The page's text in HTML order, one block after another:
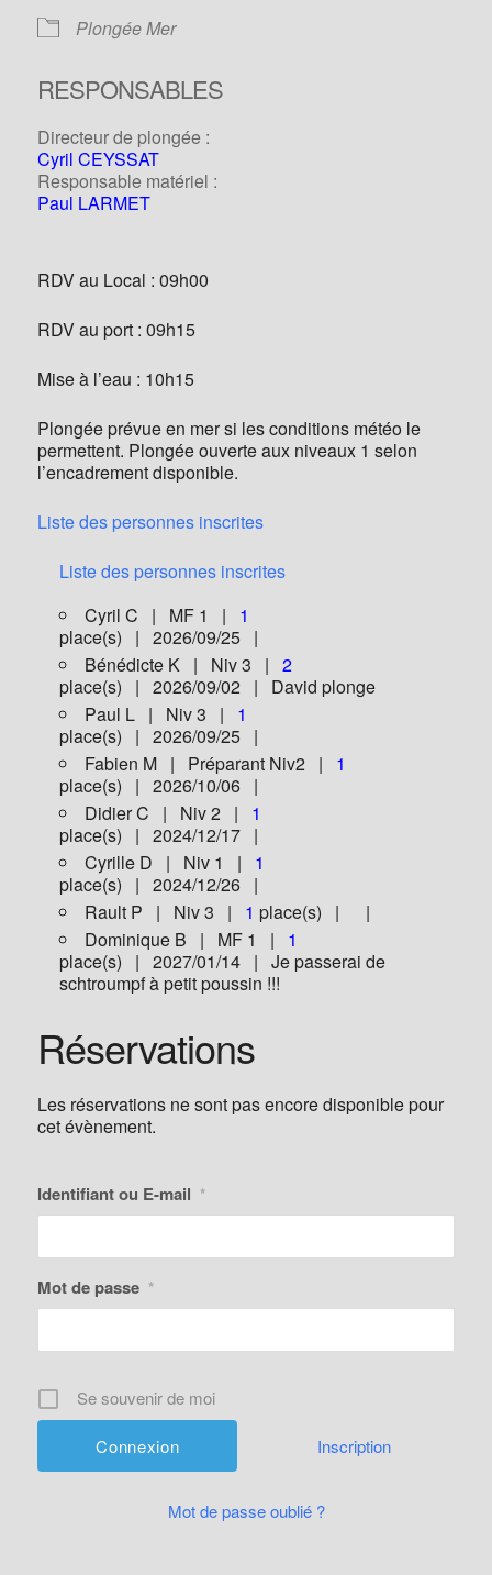
Plongée Mer
RESPONSABLES
Directeur de plongée :
Cyril CEYSSAT
Responsable matériel :
Paul LARMET
RDV au Local : 09h00
RDV au port : 09h15
Mise à l’eau : 10h15
Plongée prévue en mer si les conditions météo le
permettent. Plongée ouverte aux niveaux 1 selon
l’encadrement disponible.
Liste des personnes inscrites
Liste des personnes inscrites
Cyril C | MF 1 | 1
place(s) | 2026/09/25 |
Bénédicte K | Niv 3 |2
place(s) | 2026/09/02 | David plonge
Paul L | Niv 3 | 1
place(s) | 2026/09/25 |
Fabien M | Préparant Niv2 | 1
place(s) | 2026/10/06 |
Didier C | Niv 2 | 1
place(s) | 2024/12/17 |
Cyrille D | Niv 1 | 1
place(s) | 2024/12/26 |
Rault P | Niv 3 | 1 place(s) | |
Dominique B | MF 1 | 1
place(s) | 2027/01/14 | Je passerai de
schtroumpf à petit poussin !!!
Réservations
Les réservations ne sont pas encore disponible pour
cet évènement.
Identifiant ou E-mail *
Mot de passe *
Se souvenir de moi
Inscription
Mot de passe oublié ?